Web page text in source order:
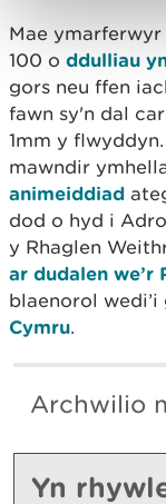
Mae
100 o ddulliau
gors neu ffen
fawn sy'n dal
1mm y
mawndir
animeiddiad
dod o hyd i
y Rhaglen
ar dudalen we’r
blaenorol
Cymru.
Archwilio
Yn